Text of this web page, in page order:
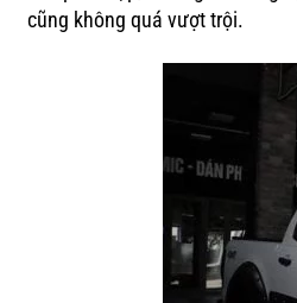
cũng không quá vượt trội.